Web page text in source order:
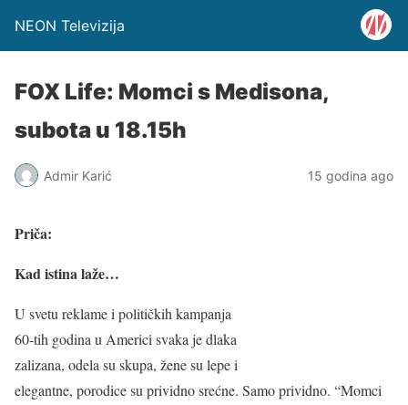
NEON Televizija
FOX Life: Momci s Medisona,
subota u 18.15h
Admir Karić 15 godina ago
Priča:
Kad istina laže…
U svetu reklame i političkih kampanja
60-tih godina u Americi svaka je dlaka
zalizana, odela su skupa, žene su lepe i
elegantne, porodice su prividno srećne. Samo prividno. “Momci